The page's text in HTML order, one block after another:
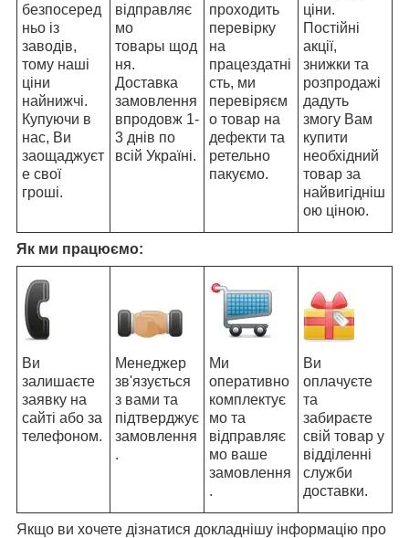
безпосеред
ньо із
заводів,
тому наші
ціни
найнижчі.
Купуючи в
нас, Ви
заощаджуєт
е свої
гроші.
відправляє
мо
товары щод
ня.
Доставка
замовлення
впродовж 1-
3 днів по
всій Україні.
проходить
перевірку
на
працездатні
сть, ми
перевіряєм
о товар на
дефекти та
ретельно
пакуємо.
ціни.
Постійні
акції,
знижки та
розпродажі
дадуть
змогу Вам
купити
необхідний
товар за
найвигідніш
ою ціною.
Як ми працюємо:
Ви
залишаєте
заявку на
сайті або за
телефоном.
Менеджер
зв'язується
з вами та
підтверджує
замовлення
.
Ми
оперативно
комплектує
мо та
відправляє
мо ваше
замовлення
.
Ви
оплачуєте
та
забираєте
свій товар у
відділенні
служби
доставки.
Якщо ви хочете дізнатися докладнішу інформацію про